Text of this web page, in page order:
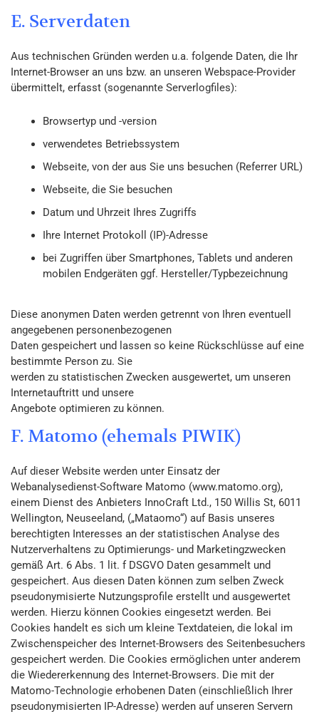
E. Serverdaten
Aus technischen Gründen werden u.a. folgende Daten, die Ihr
Internet-Browser an uns bzw. an unseren Webspace-Provider
übermittelt, erfasst (sogenannte Serverlogfiles):
Browsertyp und -version
verwendetes Betriebssystem
Webseite, von der aus Sie uns besuchen (Referrer URL)
Webseite, die Sie besuchen
Datum und Uhrzeit Ihres Zugriffs
Ihre Internet Protokoll (IP)-Adresse
bei Zugriffen über Smartphones, Tablets und anderen
mobilen Endgeräten ggf. Hersteller/Typbezeichnung
Diese anonymen Daten werden getrennt von Ihren eventuell
angegebenen personenbezogenen
Daten gespeichert und lassen so keine Rückschlüsse auf eine
bestimmte Person zu. Sie
werden zu statistischen Zwecken ausgewertet, um unseren
Internetauftritt und unsere
Angebote optimieren zu können.
F. Matomo (ehemals PIWIK)
Auf dieser Website werden unter Einsatz der
Webanalysedienst-Software Matomo (www.matomo.org),
einem Dienst des Anbieters InnoCraft Ltd., 150 Willis St, 6011
Wellington, Neuseeland, („Mataomo“) auf Basis unseres
berechtigten Interesses an der statistischen Analyse des
Nutzerverhaltens zu Optimierungs- und Marketingzwecken
gemäß Art. 6 Abs. 1 lit. f DSGVO Daten gesammelt und
gespeichert. Aus diesen Daten können zum selben Zweck
pseudonymisierte Nutzungsprofile erstellt und ausgewertet
werden. Hierzu können Cookies eingesetzt werden. Bei
Cookies handelt es sich um kleine Textdateien, die lokal im
Zwischenspeicher des Internet-Browsers des Seitenbesuchers
gespeichert werden. Die Cookies ermöglichen unter anderem
die Wiedererkennung des Internet-Browsers. Die mit der
Matomo-Technologie erhobenen Daten (einschließlich Ihrer
pseudonymisierten IP-Adresse) werden auf unseren Servern